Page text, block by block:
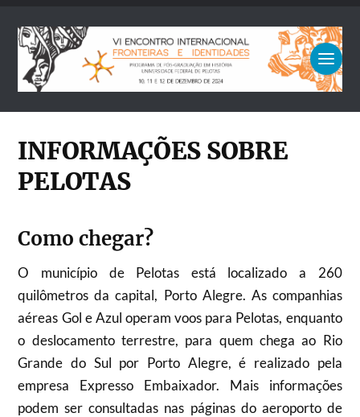
INFORMAÇÕES SOBRE
PELOTAS
Como chegar?
O município de Pelotas está localizado a 260
quilômetros da capital, Porto Alegre. As companhias
aéreas Gol e Azul operam voos para Pelotas, enquanto
o deslocamento terrestre, para quem chega ao Rio
Grande do Sul por Porto Alegre, é realizado pela
empresa Expresso Embaixador. Mais informações
podem ser consultadas nas páginas do aeroporto de